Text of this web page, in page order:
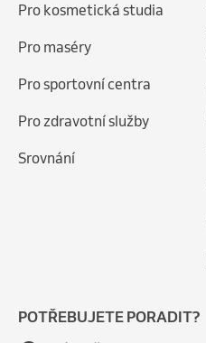
Pro kosmetická studia
Pro maséry
Pro sportovní centra
Pro zdravotní služby
Srovnání
POTŘEBUJETE PORADIT?